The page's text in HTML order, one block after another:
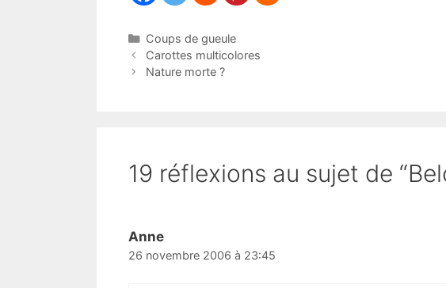
Catégories
Coups de gueule
Carottes multicolores
Nature morte ?
19 réflexions au sujet de
Anne
26 novembre 2006 à 23:45